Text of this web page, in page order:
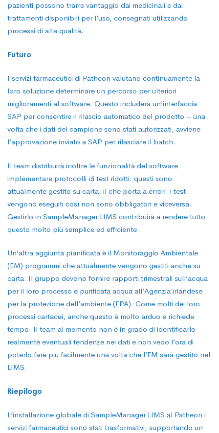
pazienti possono trarre vantaggio dai medicinali e dai
trattamenti disponibili per l’uso, consegnati utilizzando
processi di alta qualità.
Futuro
I servizi farmaceutici di Patheon valutano continuamente la
loro soluzione determinare un percorso per ulteriori
miglioramenti al software. Questo includerà un’interfaccia
SAP per consentire il rilascio automatico del prodotto – una
volta che i dati del campione sono stati autorizzati, avviene
l’approvazione inviato a SAP per rilasciare il batch.
Il team distribuirà inoltre le funzionalità del software
implementare protocolli di test ridotti: questi sono
attualmente gestito su carta, il che porta a errori: i test
vengono eseguiti così non sono obbligatori e viceversa.
Gestirlo in SampleManager LIMS contribuirà a rendere tutto
questo molto più semplice ed efficiente.
Un’altra aggiunta pianificata è il Monitoraggio Ambientale
(EM) programmi che attualmente vengono gestiti anche su
carta. Il gruppo devono fornire rapporti trimestrali sull’acqua
per il loro processo e purificata acqua all’Agenzia irlandese
per la protezione dell’ambiente (EPA). Come molti dei loro
processi cartacei, anche questo è molto arduo e richiede
tempo. Il team al momento non è in grado di identificarlo
realmente eventuali tendenze nei dati e non vedo l’ora di
poterlo fare più facilmente una volta che l’EM sarà gestito nel
LIMS.
Riepilogo
L’installazione globale di SampleManager LIMS al Patheon i
servizi farmaceutici sono stati trasformativi, supportando un